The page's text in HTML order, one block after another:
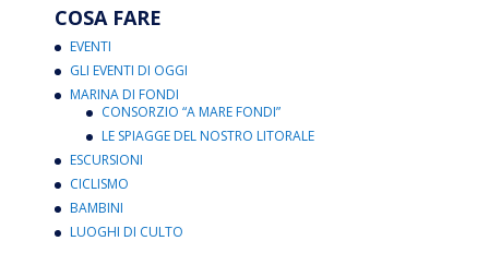
COSA FARE
EVENTI
GLI EVENTI DI OGGI
MARINA DI FONDI
CONSORZIO “A MARE FONDI”
LE SPIAGGE DEL NOSTRO LITORALE
ESCURSIONI
CICLISMO
BAMBINI
LUOGHI DI CULTO